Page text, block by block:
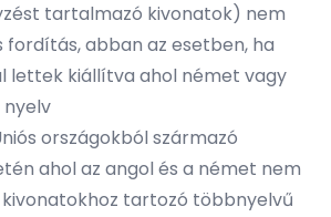
tartalmazó kivonatok) nem
fordítás, abban az esetben, ha
lettek kiállítva ahol német vagy
nyelv
országokból származó
ahol az angol és a német nem
tartozó többnyelvű